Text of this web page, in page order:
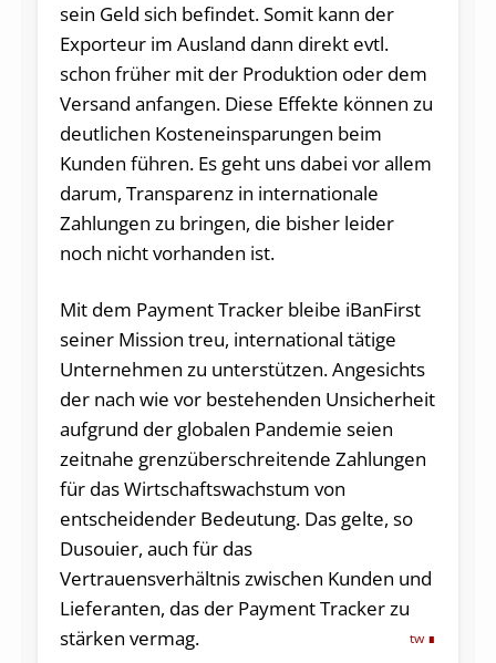
sein Geld sich befindet. Somit kann der
Exporteur im Ausland dann direkt evtl.
schon früher mit der Produktion oder dem
Versand anfangen. Diese Effekte können zu
deutlichen Kosteneinsparungen beim
Kunden führen. Es geht uns dabei vor allem
darum, Transparenz in internationale
Zahlungen zu bringen, die bisher leider
noch nicht vorhanden ist.
Mit dem Payment Tracker bleibe iBanFirst
seiner Mission treu, international tätige
Unternehmen zu unterstützen. Angesichts
der nach wie vor bestehenden Unsicherheit
aufgrund der globalen Pandemie seien
zeitnahe grenzüberschreitende Zahlungen
für das Wirtschaftswachstum von
entscheidender Bedeutung. Das gelte, so
Dusouier, auch für das
Vertrauensverhältnis zwischen Kunden und
Lieferanten, das der Payment Tracker zu
stärken vermag.
tw